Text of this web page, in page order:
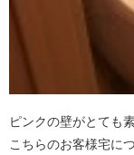
ピンクの壁がとても
こちらのお客様宅に